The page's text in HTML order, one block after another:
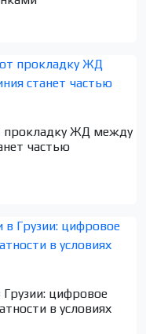
прокладку ЖД между
частью
цифровое
в условиях